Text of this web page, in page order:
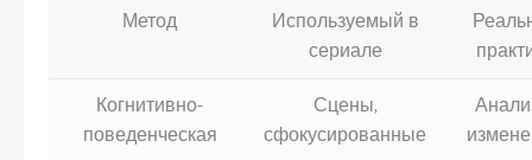
Метод
Используемый в
сериале
Когнитивно-
поведенческая
Сцены,
сфокусированные